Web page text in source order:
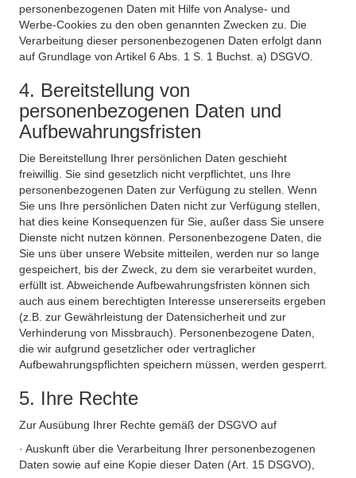
personenbezogenen Daten mit Hilfe von Analyse- und
Werbe-Cookies zu den oben genannten Zwecken zu. Die
Verarbeitung dieser personenbezogenen Daten erfolgt dann
auf Grundlage von Artikel 6 Abs. 1 S. 1 Buchst. a) DSGVO.
4. Bereitstellung von
personenbezogenen Daten und
Aufbewahrungsfristen
Die Bereitstellung Ihrer persönlichen Daten geschieht
freiwillig. Sie sind gesetzlich nicht verpflichtet, uns Ihre
personenbezogenen Daten zur Verfügung zu stellen. Wenn
Sie uns Ihre persönlichen Daten nicht zur Verfügung stellen,
hat dies keine Konsequenzen für Sie, außer dass Sie unsere
Dienste nicht nutzen können. Personenbezogene Daten, die
Sie uns über unsere Website mitteilen, werden nur so lange
gespeichert, bis der Zweck, zu dem sie verarbeitet wurden,
erfüllt ist. Abweichende Aufbewahrungsfristen können sich
auch aus einem berechtigten Interesse unsererseits ergeben
(z.B. zur Gewährleistung der Datensicherheit und zur
Verhinderung von Missbrauch). Personenbezogene Daten,
die wir aufgrund gesetzlicher oder vertraglicher
Aufbewahrungspflichten speichern müssen, werden gesperrt.
5. Ihre Rechte
Zur Ausübung Ihrer Rechte gemäß der DSGVO auf
· Auskunft über die Verarbeitung Ihrer personenbezogenen
Daten sowie auf eine Kopie dieser Daten (Art. 15 DSGVO),